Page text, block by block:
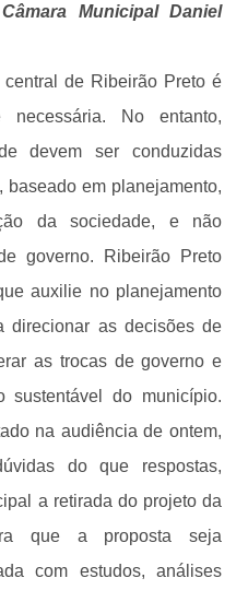
Municipal Daniel
de Ribeirão Preto é
No entanto,
devem ser conduzidas
em planejamento,
da sociedade, e não
governo. Ribeirão Preto
auxilie no planejamento
direcionar as decisões de
as trocas de governo e
sustentável do município.
na audiência de ontem,
do que respostas,
a retirada do projeto da
que a proposta seja
com estudos, análises